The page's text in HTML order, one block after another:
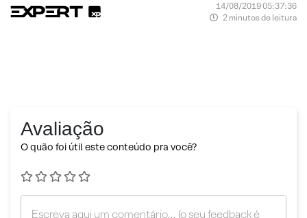
14/08/2019 05:37:36
2 minutos de leitura
Avaliação
O quão foi útil este conteúdo pra você?